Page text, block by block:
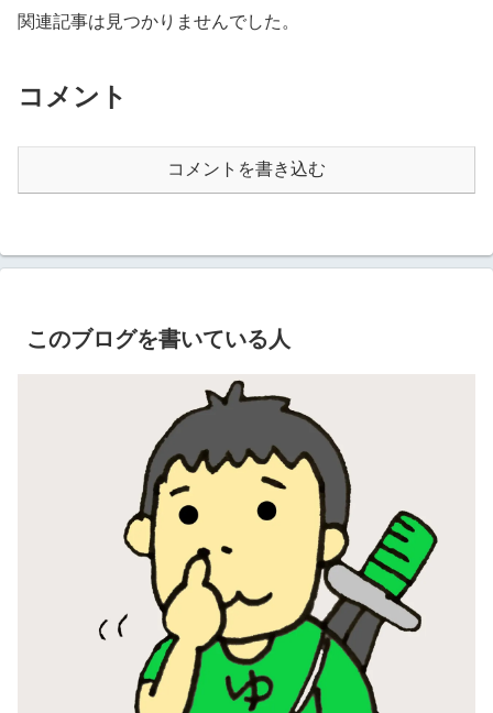
関連記事は見つかりませんでした。
コメント
コメントを書き込む
このブログを書いている人